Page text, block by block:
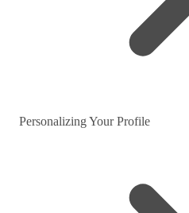
Personalizing Your Profile